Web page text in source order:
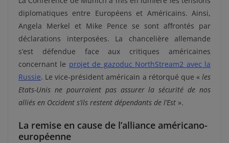
diplomatiques entre Européens et Américains. Ainsi,
Angela Merkel et Mike Pence se sont affrontés par
déclarations interposées. La chancelière allemande
s’est défendue face aux critiques américaines
concernant le projet de gazoduc NorthStream2 avec la
Russie. Le vice-président américain a rétorqué que « les
Etats-Unis ne pourraient pas assurer la sécurité de nos
alliés en Occident s’ils restent dépendants de l’Est ».
La remise en cause de l’alliance américano-
européenne